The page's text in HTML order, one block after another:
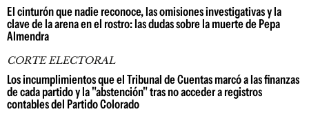
El cinturón que nadie reconoce, las omisiones investigativas y la
clave de la arena en el rostro: las dudas sobre la muerte de Pepa
Almendra
CORTE ELECTORAL
Los incumplimientos que el Tribunal de Cuentas marcó a las finanzas
de cada partido y la "abstención" tras no acceder a registros
contables del Partido Colorado